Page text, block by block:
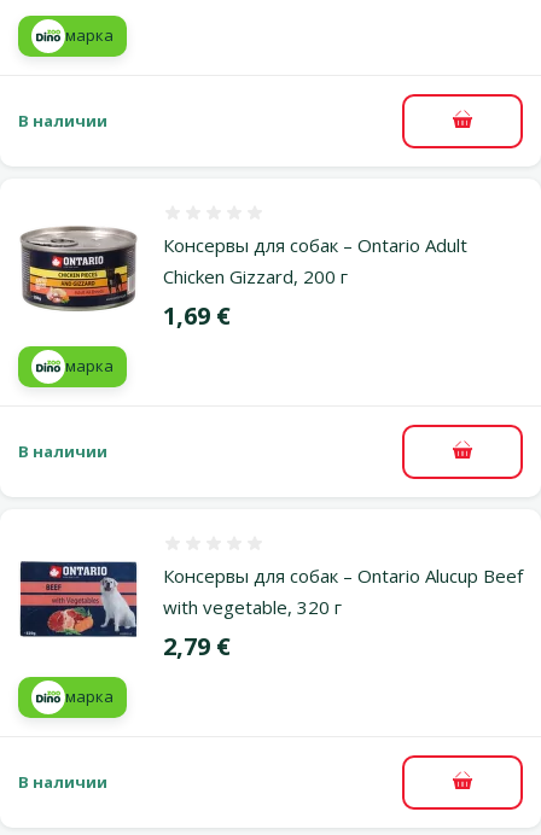
марка
В наличии В
Консервы для собак – Ontario Adult
Chicken Gizzard, 200 г
Цена
1,69 €
марка
В наличии В
Консервы для собак – Ontario Alucup Beef
with vegetable, 320 г
Цена
2,79 €
марка
В наличии В